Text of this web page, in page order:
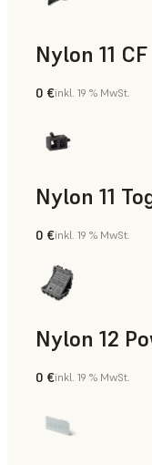
Nylon 11
SLS-Pulver
0 €inkl. 19 % MwSt.
Nylon 11
SLS-Pulver
0 €inkl. 19 % MwSt.
Nylon 12
SLS-Pulver
0 €inkl. 19 % MwSt.